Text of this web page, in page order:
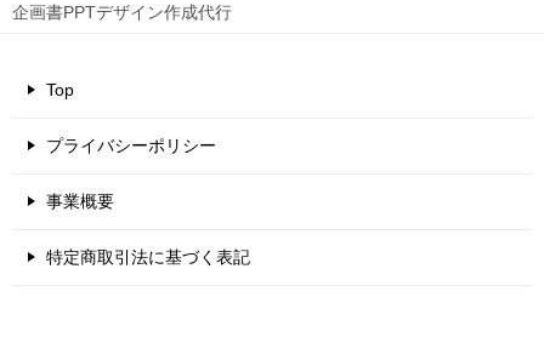
企画書PPTデザイン作成代行
Top
プライバシーポリシー
事業概要
特定商取引法に基づく表記